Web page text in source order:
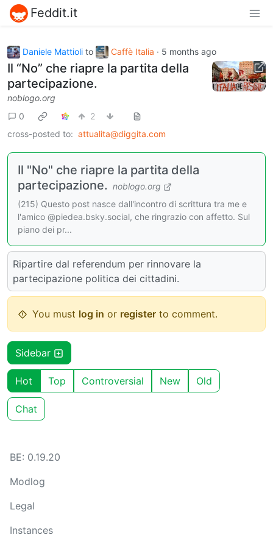
Feddit.it
Daniele Mattioli to Caffè Italia · 5 months ago
Il “No” che riapre la partita della
partecipazione.
noblogo.org
0
2
cross-posted to: attualita@diggita.com
Il "No" che riapre la partita della
partecipazione. noblogo.org
(215) Questo post nasce dall'incontro di scrittura tra me e
l'amico @piedea.bsky.social, che ringrazio con affetto. Sul
piano dei pr...
Ripartire dal referendum per rinnovare la
partecipazione politica dei cittadini.
You must log in or register to comment.
Sidebar
Hot Top Controversial New Old
Chat
BE: 0.19.20
Modlog
Legal
Instances